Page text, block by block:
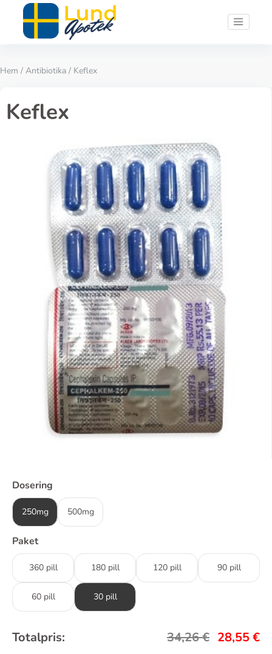
Hem / Antibiotika / Keflex
Keflex
Dosering
250mg 500mg
Paket
360 pill 180 pill 120 pill 90 pill
60 pill 30 pill
Totalpris: 34,26€ 28,55€